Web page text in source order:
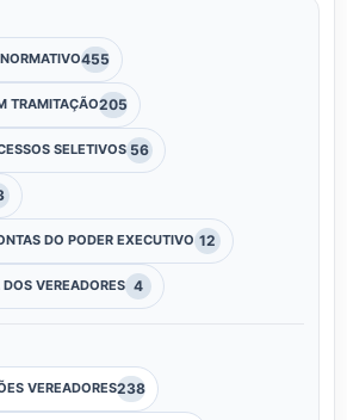
455
TRAMITAÇÃO205
SELETIVOS 56
DO PODER EXECUTIVO 12
VEREADORES 4
VEREADORES238